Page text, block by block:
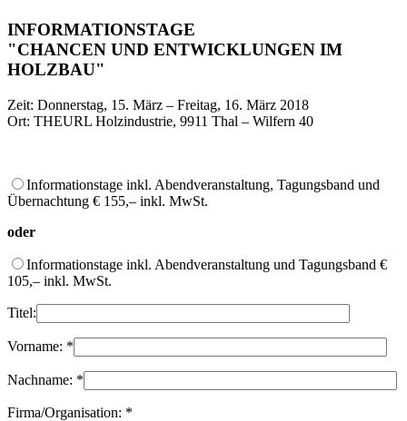
INFORMATIONSTAGE
"CHANCEN UND ENTWICKLUNGEN IM
HOLZBAU"
Zeit: Donnerstag, 15. März – Freitag, 16. März 2018
Ort: THEURL Holzindustrie, 9911 Thal – Wilfern 40
Informationstage inkl. Abendveranstaltung, Tagungsband und
Übernachtung € 155,– inkl. MwSt.
oder
Informationstage inkl. Abendveranstaltung und Tagungsband €
105,– inkl. MwSt.
Titel:
Vorname: *
Nachname: *
Firma/Organisation: *